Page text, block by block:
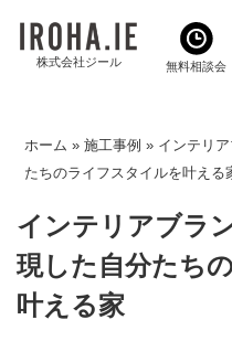
株式会社ジール 無料相談会
ホーム »施工事例 » インテリ
たちのライフスタイルを叶える
インテリアブラ
現した自分たち
叶える家